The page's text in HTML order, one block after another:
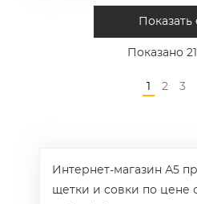
Показано 21
2 3
Интернет-магазин А5
щетки и совки по цене